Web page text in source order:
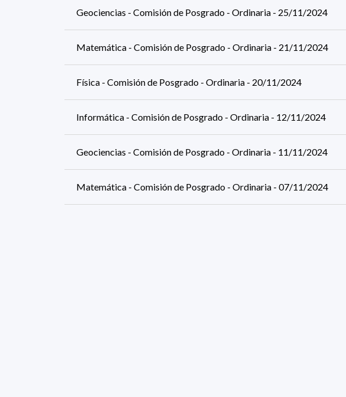
Geociencias - Comisión de Posgrado - Ordinaria - 25/11/2024
Matemática - Comisión de Posgrado - Ordinaria - 21/11/2024
Física - Comisión de Posgrado - Ordinaria - 20/11/2024
Informática - Comisión de Posgrado - Ordinaria - 12/11/2024
Geociencias - Comisión de Posgrado - Ordinaria - 11/11/2024
Matemática - Comisión de Posgrado - Ordinaria - 07/11/2024